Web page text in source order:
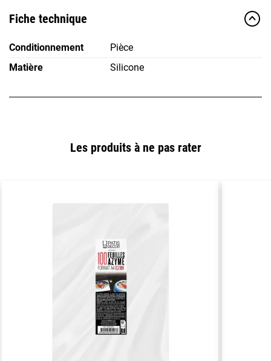
Fiche technique
Conditionnement
Pièce
Matière
Silicone
Les produits à ne pas rater